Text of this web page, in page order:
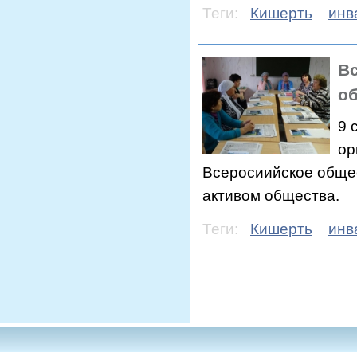
Теги: Кишерть
9
Всеросиийское
активом общества.
Теги:
Кишерть